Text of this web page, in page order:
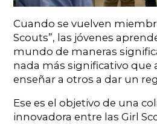
Cuando se vuelven
Scouts”, las jóvenes
mundo de maneras
nada más significativo que
enseñar a otros a dar un
Ese es el objetivo de una
innovadora entre las Girl